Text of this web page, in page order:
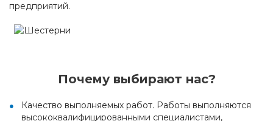
предприятий.
Почему выбирают нас?
Качество выполняемых работ. Работы выполняются
высококвалифицированными специалистами,